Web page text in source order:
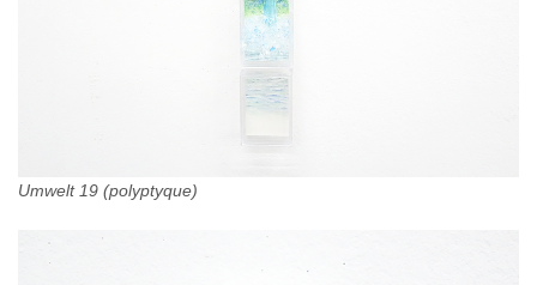
Umwelt 19 (polyptyque)